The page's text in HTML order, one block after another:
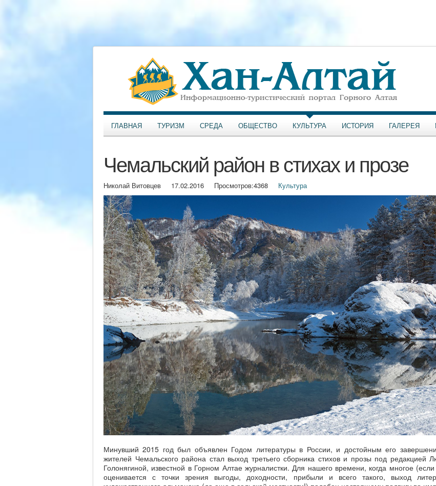
ГЛАВНАЯ ТУРИЗМ СРЕДА ОБЩЕСТВО КУЛЬТУРА ИСТОРИЯ ГАЛЕРЕЯ
Чемальский район в стихах и прозе
Николай Витовцев 17.02.2016 Просмотров:4368 Культура
Минувший 2015 год был объявлен Годом литературы в России, и достойным его
жителей Чемальского района стал выход третьего сборника стихов и прозы под редакцией
Голонягиной, известной в Горном Алтае журналистки. Для нашего времени, когда многое
оценивается с точки зрения выгоды, доходности, прибыли и всего такого, выход